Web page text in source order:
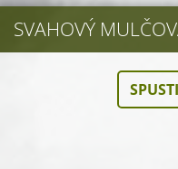
SVAHOVÝ